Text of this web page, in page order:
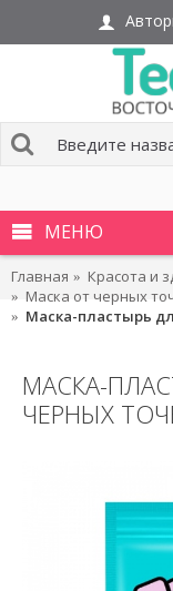
МЕНЮ
Главная Красота и
Маска от черных
Маска-пластырь
МАСКА-
ЧЕРНЫХ